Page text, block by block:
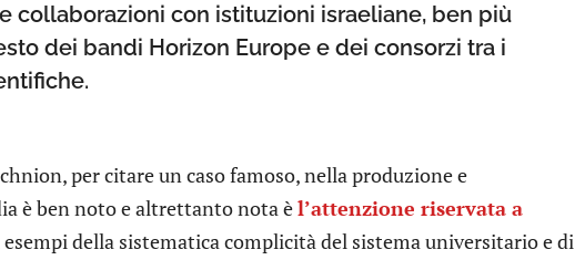
collaborazioni con istituzioni israeliane, ben più
dei bandi Horizon Europe e dei consorzi tra i
per citare un caso famoso, nella produzione e
è ben noto e altrettanto nota èl’attenzione riservata a
della sistematica complicità del sistema universitario e di